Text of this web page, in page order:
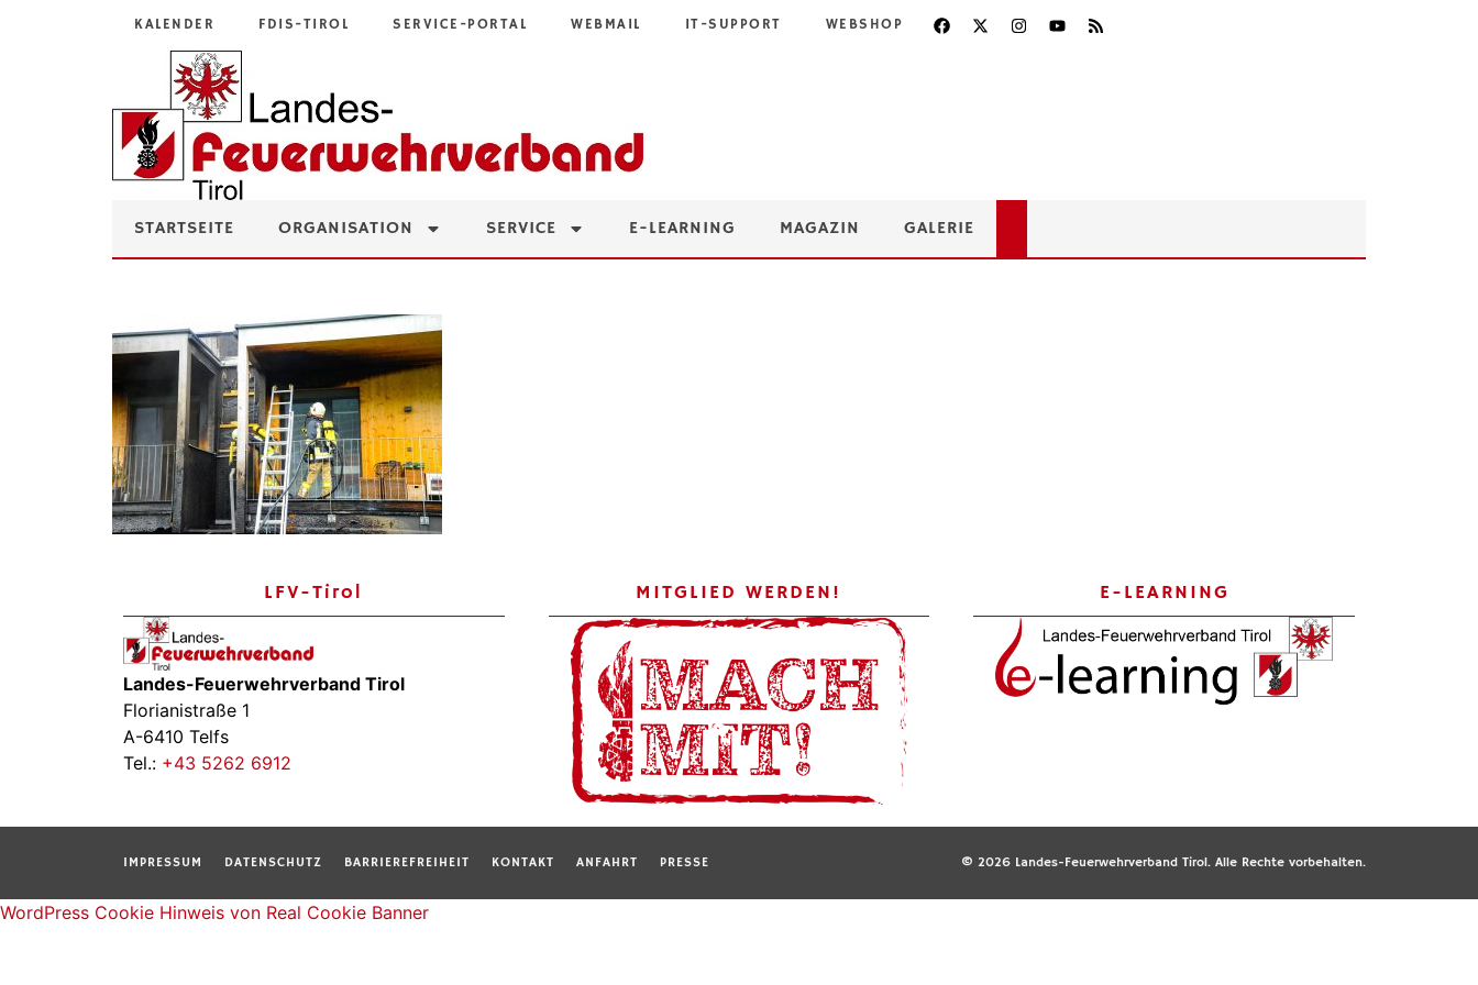
KALENDER FDIS-TIROL SERVICE-PORTAL WEBMAIL IT-SUPPORT WEBSHOP
STARTSEITE ORGANISATION SERVICE E-LEARNING MAGAZIN GALERIE
LFV-Tirol
Landes-Feuerwehrverband Tirol
Florianistraße 1
A-6410 Telfs
Tel.: +43 5262 6912
MITGLIED WERDEN! E-LEARNING
IMPRESSUM DATENSCHUTZ BARRIEREFREIHEIT KONTAKT ANFAHRT PRESSE © 2026 Landes-Feuerwehrverband Tirol. Alle Rechte vorbehalten.
WordPress Cookie Hinweis von Real Cookie Banner